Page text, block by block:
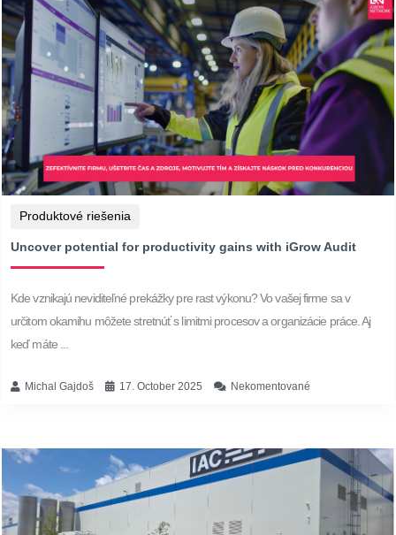
Produktové riešenia
Uncover potential for productivity gains with iGrow Audit
Kde vznikajú neviditeľné prekážky pre rast výkonu? Vo vašej firme sa v
určitom okamihu môžete stretnúť s limitmi procesov a organizácie práce. Aj
keď máte ...
Michal Gajdoš 17. October 2025 Nekomentované